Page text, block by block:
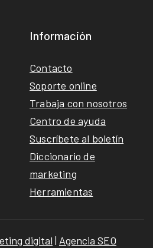
Información
Contacto
Soporte online
Trabaja con nosotros
Centro de ayuda
Suscríbete al boletín
Diccionario de
marketing
Herramientas
digital | Agencia SEO